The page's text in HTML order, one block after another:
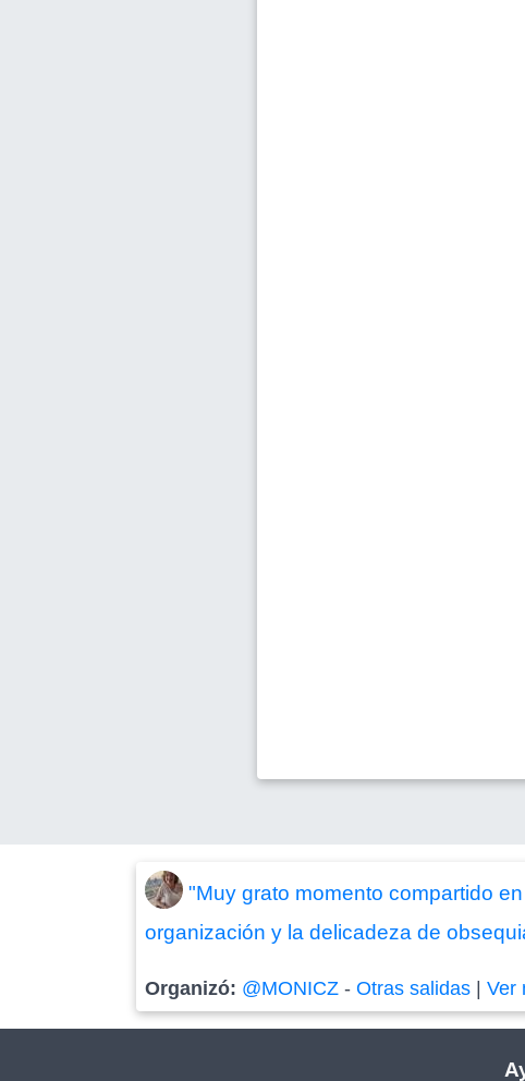
"Muy grato momento compartido
organización y la delicadeza de
Organizó: @MONICZ -Otras salidas |Ver